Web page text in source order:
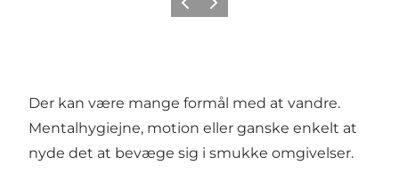
ForrigeNæste
Der kan være mange formål med at vandre.
Mentalhygiejne, motion eller ganske enkelt at
nyde det at bevæge sig i smukke omgivelser.